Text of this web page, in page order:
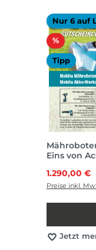
Nur 6 auf
%Rabatt
Tipp
Eins von
1.290,00 €
Preise inkl.
Jetzt